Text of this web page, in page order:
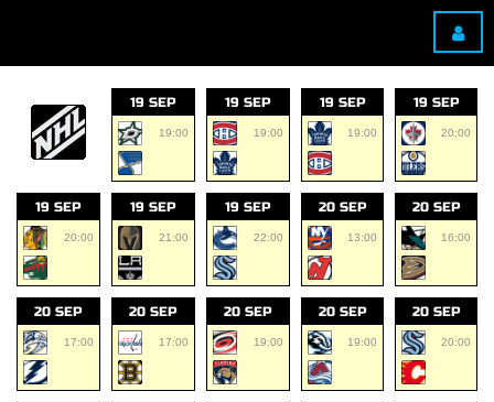
19 SEP
19:00
19 SEP
19:00
19 SEP
19:00
19 SEP
20:00
19 SEP
20:00
19 SEP
21:00
19 SEP
22:00
20 SEP
13:00
20 SEP
16:00
20 SEP
17:00
20 SEP
17:00
20 SEP
19:00
20 SEP
19:00
20 SEP
20:00